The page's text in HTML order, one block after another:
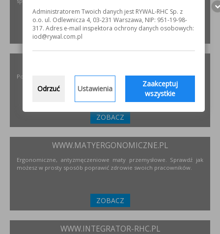
ZOBACZ
Polski producent materiałów ściernych dla przemysłu
ZOBACZ
WWW.MATYERGONOMICZNE.PL
Ergonomiczne, antyzmęczeniowe maty przemysłowe. Sprawdź jak
możesz w prosty sposób poprawić zdrowie swoich pracowników.
ZOBACZ
WWW.INTEGRATOR-RHC.PL
Administratorem Twoich danych jest RYWAL-RHC Sp. z
o.o. ul. Odlewnicza 4, 03-231 Warszawa, NIP: 951-19-98-
317. Adres e-mail inspektora ochrony danych osobowych:
iod@rywal.com.pl
Odrzuć Ustawienia
Zaakceptuj
wszystkie